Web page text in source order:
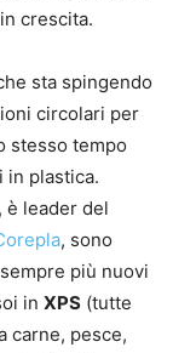
crescita.
sta spingendo
circolari per
stesso tempo
in plastica.
è leader del
, sono
più nuovi
in XPS (tutte
carne, pesce,